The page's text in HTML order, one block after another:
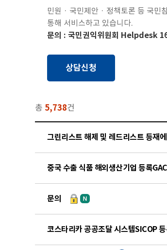
민원 · 국민제안 · 정책토론 등 국
통해 서비스하고 있습니다.
문의 : 국민권익위원회 Helpdesk
상담신청
총 5,738건
그린리스트 해제 및 레드리스트 등재
중국 수출 식품 해외생산기업 등록
문의
코스타리카 공공조달 시스템SICOP